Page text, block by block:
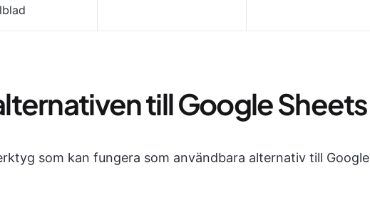
till Google Sheets
som kan fungera som användbara alternativ till Google